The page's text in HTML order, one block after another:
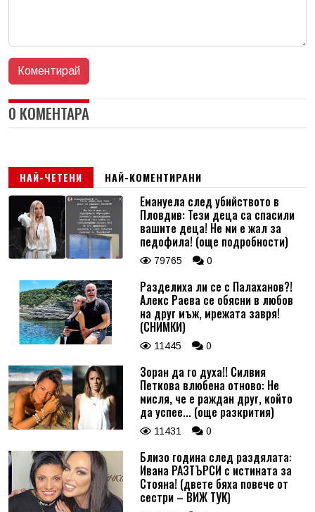
0 КОМЕНТАРА
НАЙ-ЧЕТЕНИ НАЙ-КОМЕНТИРАНИ
Емануела след убийството в
Пловдив: Тези деца са спасили
вашите деца! Не ми е жал за
педофила! (още подробности)
79765 0
Разделиха ли се с Палаханов?!
Алекс Раева се обясни в любов
на друг мъж, мрежата завря!
(СНИМКИ)
11445 0
Зоран да го духа!! Силвия
Петкова влюбена отново: Не
мисля, че е раждан друг, който
да успее... (още разкрития)
11431 0
Близо година след раздялата:
Ивана РАЗТЪРСИ с истината за
Стояна! (двете бяха повече от
сестри – ВИЖ ТУК)